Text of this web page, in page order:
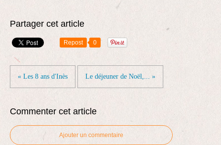
Partager cet article
Repost 0
« Les 8 ans d'Inès Le déjeuner de Noël,... »
Commenter cet article
Ajouter un commentaire